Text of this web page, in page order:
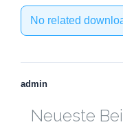
No related
admin
Neueste